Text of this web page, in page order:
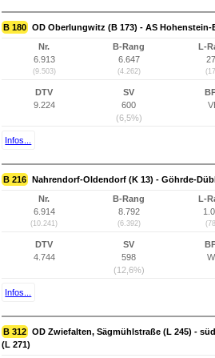
B 180 OD Oberlungwitz (B 173) - AS Hohenstein-
Nr.
6.913
(9.503)
B-Rang
6.647
(4.262)
L-
DTV
9.224
SV
600
(6,5%)
Infos...
B 216 Nahrendorf-Oldendorf (K 13) - Göhrde-
Nr.
6.914
(10.241)
B-Rang
8.792
(6.392)
L-
DTV
4.744
SV
598
(12,6%)
Infos...
B 312 OD Zwiefalten, Sägmühlstraße (L 245) -
(L 271)